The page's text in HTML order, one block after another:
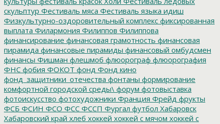
скульптур Фестиваль мяса Фестиваль языка идиш
Физкультурно-оздоровительный комплекс фиксированная
выплата Филармония Филиппов Филиппова
финансирование финансовая грамотность финансовая
пирамида финансовые пирамиды финансовый омбудсмен
финансы Фишман флешмоб флюорограф флюорография
ФНС фобия ФОКОТ фонд Фонд кино
фонд_защитники_отечества фонтаны формирование
комфортной городской среды\ форум фотовыставка
фотоискусство фотохудожники Франция Фрейд фрукты
ФСБ ФСИН ФСО ФСС ФССП Фургал футбол Хабаровск
Хабаровский край хлеб хоккей хоккей с мячом хоккей с